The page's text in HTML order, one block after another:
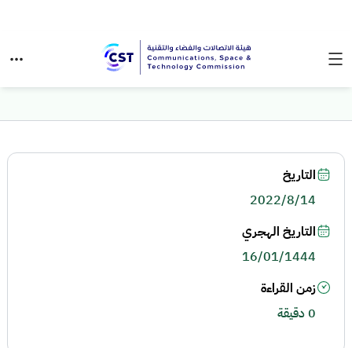
التاريخ
2022/8/14
التاريخ الهجري
16/01/1444
زمن القراءة
0 دقيقة